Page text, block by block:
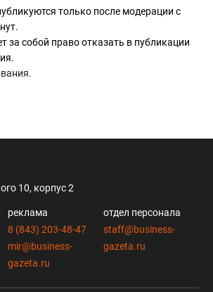
только после модерации с
за собой право отказать в публикации
.
10, корпус 2
реклама
8 (843) 203-48-47
mir@business-
gazeta.ru
отдел персонала
staff@business-
gazeta.ru